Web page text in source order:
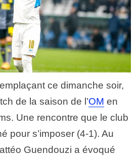
ce dimanche soir,
de la saison de l’OM en
Une rencontre que le club
pour s’imposer (4-1). Au
Guendouzi a évoqué